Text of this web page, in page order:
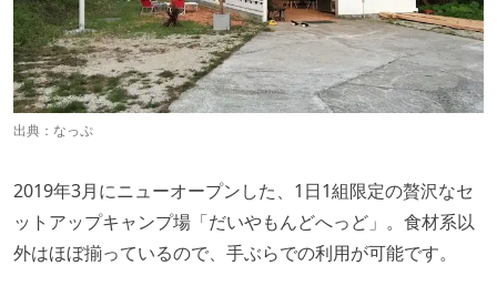
出典： なっぷ
2019年3月にニューオープンした、1日1組限定の贅沢なセ
ットアップキャンプ場「だいやもんどへっど」。食材系以
外はほぼ揃っているので、手ぶらでの利用が可能です。